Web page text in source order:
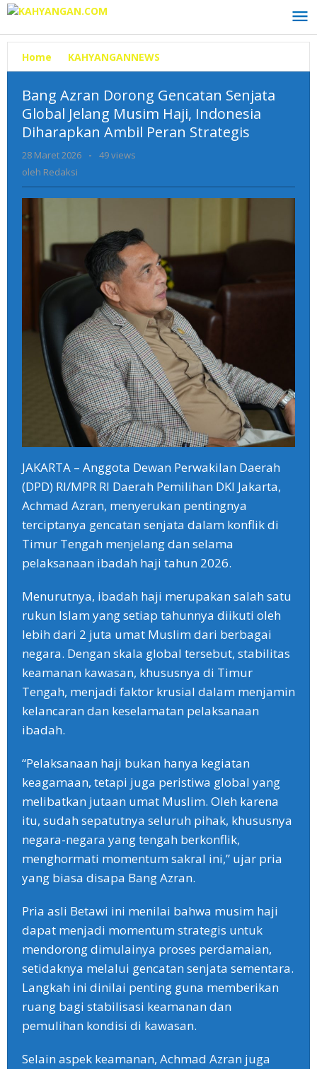
Lewati
konten
Home
KAHYANGANNEWS
Azran
Gencatan
Senjata
Global
Indonesia
Strategis
Bang Azran Dorong Gencatan Senjata
Global Jelang Musim Haji, Indonesia
Diharapkan Ambil Peran Strategis
28 Maret 2026
oleh
-
49 views
oleh Redaksi
JAKARTA – Anggota Dewan Perwakilan Daerah
(DPD) RI/MPR RI Daerah Pemilihan DKI Jakarta,
Achmad Azran, menyerukan pentingnya
terciptanya gencatan senjata dalam konflik di
Timur Tengah menjelang dan selama
pelaksanaan ibadah haji tahun 2026.
‎Menurutnya, ibadah haji merupakan salah satu
rukun Islam yang setiap tahunnya diikuti oleh
lebih dari 2 juta umat Muslim dari berbagai
negara. Dengan skala global tersebut, stabilitas
keamanan kawasan, khususnya di Timur
Tengah, menjadi faktor krusial dalam menjamin
kelancaran dan keselamatan pelaksanaan
ibadah.
‎“Pelaksanaan haji bukan hanya kegiatan
keagamaan, tetapi juga peristiwa global yang
melibatkan jutaan umat Muslim. Oleh karena
itu, sudah sepatutnya seluruh pihak, khususnya
negara-negara yang tengah berkonflik,
menghormati momentum sakral ini,” ujar pria
yang biasa disapa Bang Azran.
‎Pria asli Betawi ini menilai bahwa musim haji
dapat menjadi momentum strategis untuk
mendorong dimulainya proses perdamaian,
setidaknya melalui gencatan senjata sementara.
Langkah ini dinilai penting guna memberikan
ruang bagi stabilisasi keamanan dan
pemulihan kondisi di kawasan.
‎Selain aspek keamanan, Achmad Azran juga